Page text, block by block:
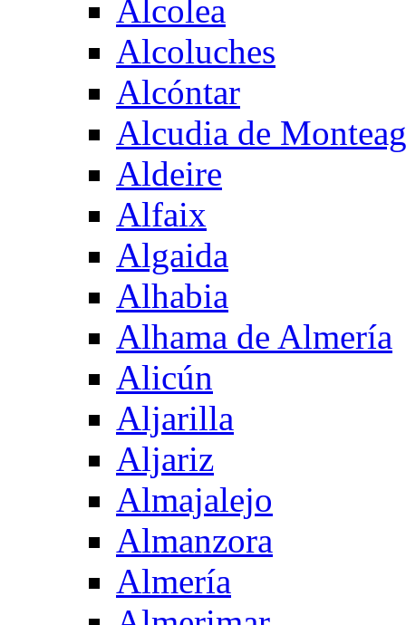
Alcolea
Alcoluches
Alcóntar
Alcudia de
Aldeire
Alfaix
Algaida
Alhabia
Alhama de Almería
Alicún
Aljarilla
Aljariz
Almajalejo
Almanzora
Almería